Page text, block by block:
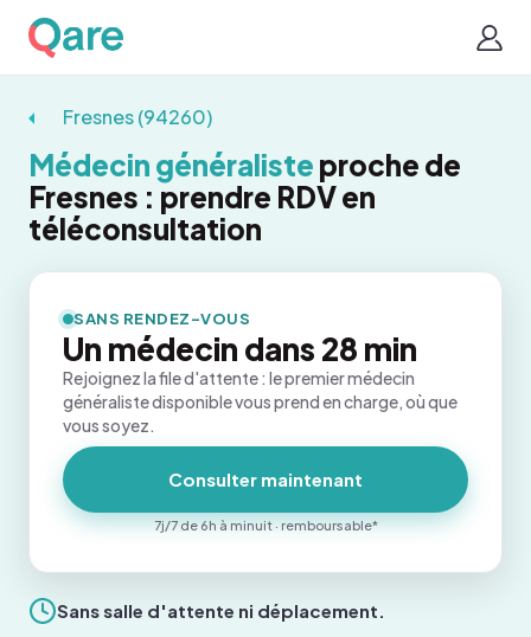
Fresnes (94260)
Médecin généraliste proche de
Fresnes : prendre RDV en
téléconsultation
Sans salle d'attente ni déplacement.
SANS RENDEZ-VOUS
Un médecin dans 28 min
Rejoignez la file d'attente : le premier médecin
généraliste disponible vous prend en charge, où que
vous soyez.
Consulter maintenant
7j/7 de 6h à minuit · remboursable*